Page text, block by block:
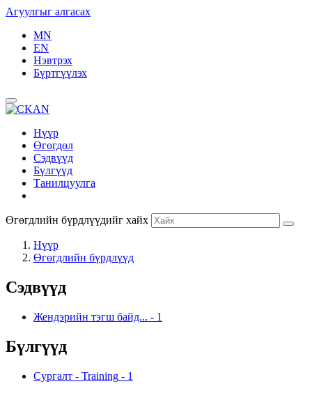
Агуулгыг алгасах
MN
EN
Нэвтрэх
Бүртгүүлэх
Нүүр
Өгөгдөл
Сэдвүүд
Бүлгүүд
Танилцуулга
Өгөгдлийн бүрдлүүдийг хайх
Нүүр
Өгөгдлийн бүрдлүүд
Сэдвүүд
Жендэрийн тэгш байд... - 1
Бүлгүүд
Сургалт - Training - 1